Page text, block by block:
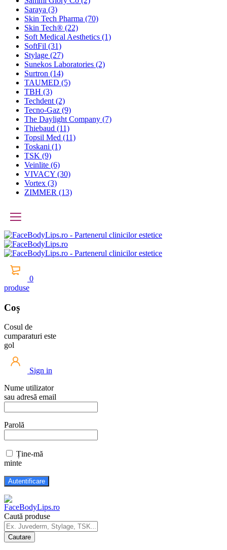
Saraya (3)
Skin Tech Pharma (70)
Skin Tech® (22)
Soft Medical Aesthetics (1)
SoftFil (31)
Stylage (27)
Sunekos Laboratories (2)
Surtron (14)
TAUMED (5)
TBH (3)
Techdent (2)
Tecno-Gaz (9)
The Daylight Company (7)
Thiebaud (11)
Topsil Med (11)
Toskani (1)
TSK (9)
Veinlite (6)
VIVACY (30)
Vortex (3)
ZIMMER (13)
0
produse
Coș
Cosul de
cumparaturi este
gol
Sign in
Nume utilizator
sau adresă email
Parolă
Ține-mă
minte
Caută produse